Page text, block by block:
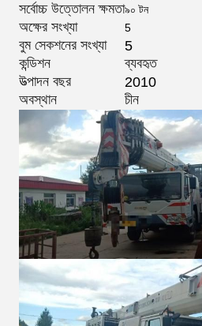
সর্বোচ্চ উত্তোলন ক্ষমতা৯০ টন
অক্ষের সংখ্যা 5
বুম সেকশনের সংখ্যা
5
কন্ডিশন
ব্যবহৃত
উত্পাদন বছর
2010
অবস্থান
চীন